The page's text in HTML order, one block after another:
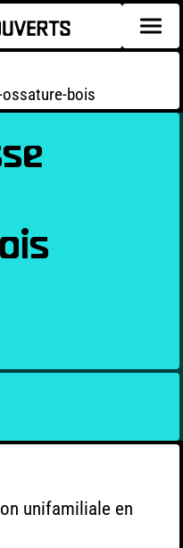
ossature-bois
unifamiliale en